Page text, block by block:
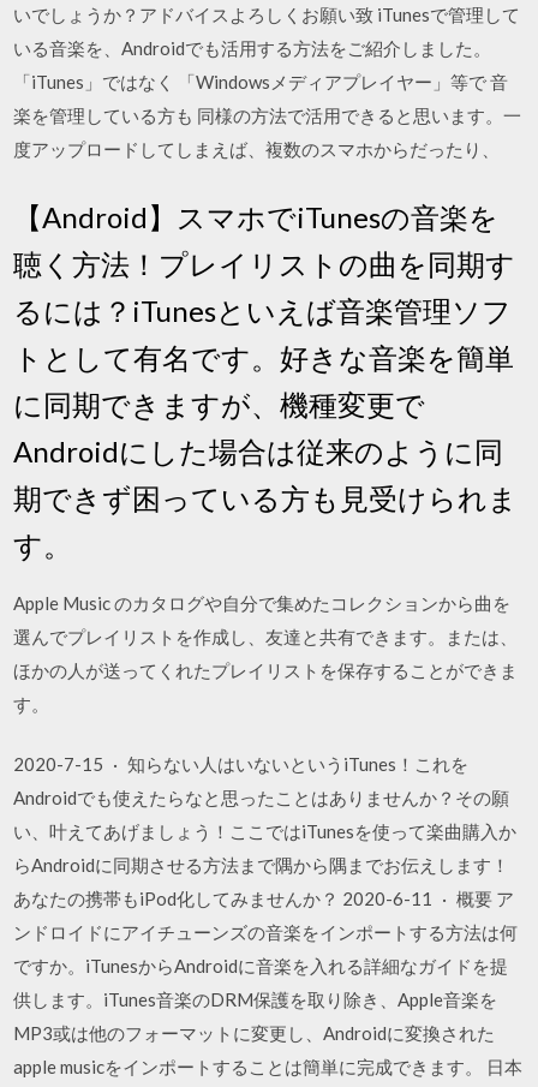
いでしょうか？アドバイスよろしくお願い致 iTunesで管理して
いる音楽を、Androidでも活用する方法をご紹介しました。
「iTunes」ではなく 「Windowsメディアプレイヤー」等で 音
楽を管理している方も 同様の方法で活用できると思います。一
度アップロードしてしまえば、複数のスマホからだったり、
【Android】スマホでiTunesの音楽を
聴く方法！プレイリストの曲を同期す
るには？iTunesといえば音楽管理ソフ
トとして有名です。好きな音楽を簡単
に同期できますが、機種変更で
Androidにした場合は従来のように同
期できず困っている方も見受けられま
す。
Apple Music のカタログや自分で集めたコレクションから曲を
選んでプレイリストを作成し、友達と共有できます。または、
ほかの人が送ってくれたプレイリストを保存することができま
す。
2020-7-15 · 知らない人はいないというiTunes！これを
Androidでも使えたらなと思ったことはありませんか？その願
い、叶えてあげましょう！ここではiTunesを使って楽曲購入か
らAndroidに同期させる方法まで隅から隅までお伝えします！
あなたの携帯もiPod化してみませんか？ 2020-6-11 · 概要 ア
ンドロイドにアイチューンズの音楽をインポートする方法は何
ですか。iTunesからAndroidに音楽を入れる詳細なガイドを提
供します。iTunes音楽のDRM保護を取り除き、Apple音楽を
MP3或は他のフォーマットに変更し、Androidに変換された
apple musicをインポートすることは簡単に完成できます。 日本